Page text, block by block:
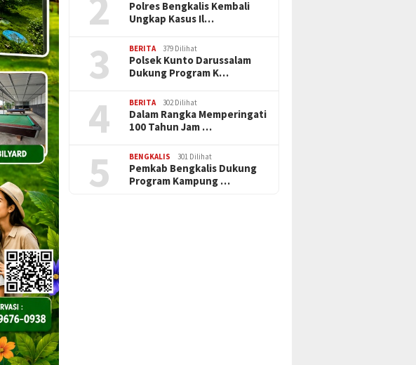
Polres Bengkalis Kembali
Ungkap Kasus Il…
3 BERITA 379 Dilihat
Polsek Kunto Darussalam
Dukung Program K…
4 BERITA 302 Dilihat
Dalam Rangka Memperingati
100 Tahun Jam …
5 BENGKALIS 301 Dilihat
Pemkab Bengkalis Dukung
Program Kampung …